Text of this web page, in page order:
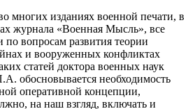
изданиях военной печати, в
журнала «Военная Мысль», все
по вопросам развития теории
и вооруженных конфликтах
статей доктора военных наук
обосновывается необходимость
оперативной концепции,
на наш взгляд, включать и